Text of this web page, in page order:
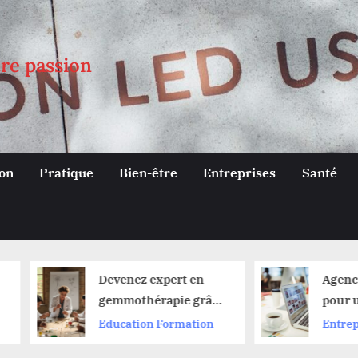
passion
Pratique Bien-être Entreprises Santé
Devenez expert en
gemmothérapie grâce
à notre formation en
ligne complète
Education Formation
Agence
pour un site
mesure et
vos besoins
Entreprises